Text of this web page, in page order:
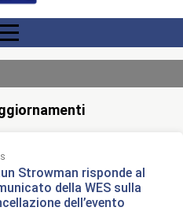
Strowman risponde al
della WES sulla
dell’evento